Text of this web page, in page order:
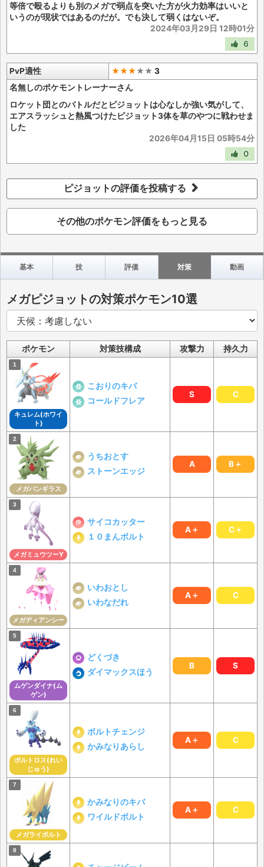
等倍で殴るよりも別のメガで弱点を突いた方が火力効率はいいと
いうのが現状ではあるのだが。でも決して弱くはないぞ。
2024年03月29日 12時01分
6
PvP適性 ★★★★★ 3
名無しのポケモントレーナーさん
ロケット団とのバトルだとピジョットは心なしか強い気がして、
エアスラッシュと熱風つけたピジョット3体を草のやつに戦わせま
した
2026年04月15日 05時54分
0
ピジョットの評価を投稿する
その他のポケモン評価をもっと見る
基本 技 評価 対策 動画
メガピジョットの対策ポケモン10選
ポケモン 対策技構成 攻撃力 持久力
キュレム(ホワイ
ト)
こおりのキバ
コールドフレア
S C
メガバンギラス
うちおとす
ストーンエッジ
A B＋
メガミュウツーY
サイコカッター
１０まんボルト
A＋ C＋
メガディアンシー
いわおとし
いわなだれ
A＋ C
ムゲンダイナ(ム
ゲン)
どくづき
ダイマックスほう
B S
ボルトロス(れい
じゅう)
ボルトチェンジ
かみなりあらし
A＋ C
メガライボルト
かみなりのキバ
ワイルドボルト
A＋ C